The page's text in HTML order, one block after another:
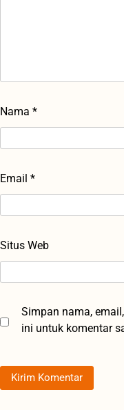
Nama *
Email *
Situs Web
Simpan nama,
ini untuk komentar